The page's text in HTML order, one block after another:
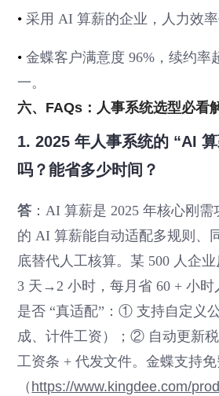
•采用 AI 算薪的企业，人力效率
•金蝶客户满意度 96%，续约率
一。
六、FAQs：人事系统选型必看
1. 2025 年人事系统的 “AI
吗？能省多少时间？
答 ：AI 算薪是 2025 年核心刚
的 AI 算薪能自动适配多规则、
底替代人工核算。某 500 人企
3 天→2 小时，每月省 60 + 小时
是否 “真适配”：① 支持自定义
成、计件工资）；② 自动更新
工资条 + 代发文件。金蝶支持免
（ https://www.kingdee.com/